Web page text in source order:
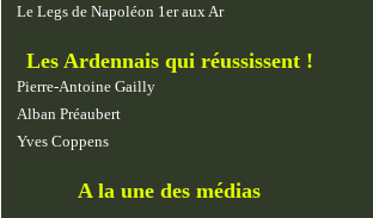
Le Legs de Napoléon 1er aux Ar
Les Ardennais qui réussissent !
Pierre-Antoine Gailly
Alban Préaubert
Yves Coppens
A la une des médias